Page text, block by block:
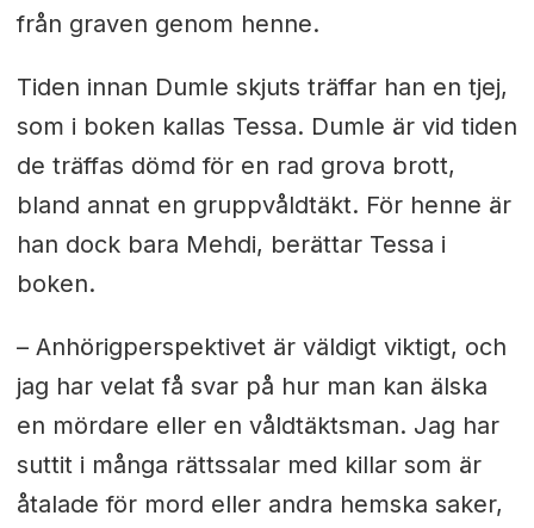
från graven genom henne.
Tiden innan Dumle skjuts träffar han en tjej,
som i boken kallas Tessa. Dumle är vid tiden
de träffas dömd för en rad grova brott,
bland annat en gruppvåldtäkt. För henne är
han dock bara Mehdi, berättar Tessa i
boken.
– Anhörigperspektivet är väldigt viktigt, och
jag har velat få svar på hur man kan älska
en mördare eller en våldtäktsman. Jag har
suttit i många rättssalar med killar som är
åtalade för mord eller andra hemska saker,